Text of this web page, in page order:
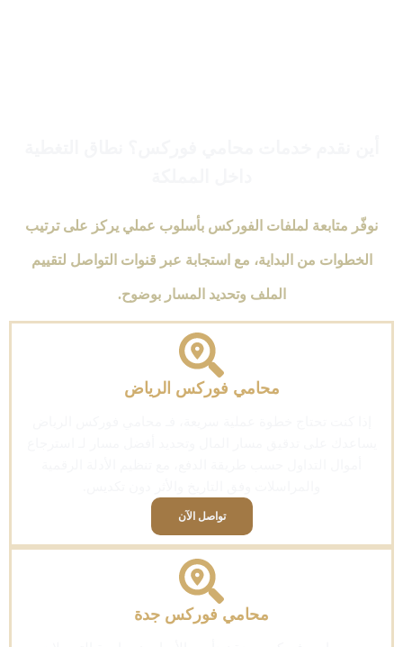
نوفّر متابعة لملفات الفوركس بأسلوب عملي يركز على ترتيب
الخطوات من البداية، مع استجابة عبر قنوات التواصل لتقييم
الملف وتحديد المسار بوضوح.
محامي فوركس الرياض
تواصل الآن
محامي فوركس جدة